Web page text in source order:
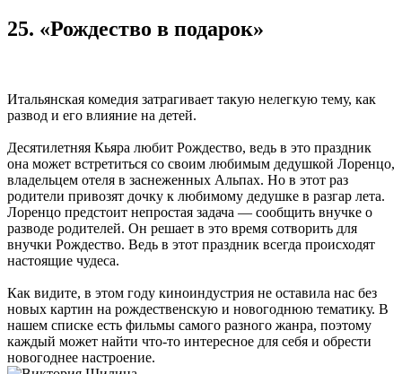
25. «Рождество в подарок»
Итальянская комедия затрагивает такую нелегкую тему, как
развод и его влияние на детей.
Десятилетняя Кьяра любит Рождество, ведь в это праздник
она может встретиться со своим любимым дедушкой Лоренцо,
владельцем отеля в заснеженных Альпах. Но в этот раз
родители привозят дочку к любимому дедушке в разгар лета.
Лоренцо предстоит непростая задача — сообщить внучке о
разводе родителей. Он решает в это время сотворить для
внучки Рождество. Ведь в этот праздник всегда происходят
настоящие чудеса.
Как видите, в этом году киноиндустрия не оставила нас без
новых картин на рождественскую и новогоднюю тематику. В
нашем списке есть фильмы самого разного жанра, поэтому
каждый может найти что-то интересное для себя и обрести
новогоднее настроение.